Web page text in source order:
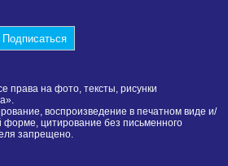
права на фото, тексты, рисунки
воспроизведение в печатном виде и/
цитирование без письменного
запрещено.